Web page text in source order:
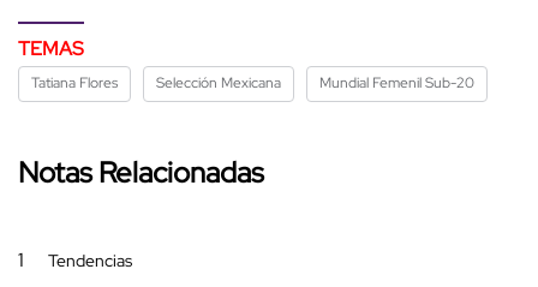
TEMAS
Tatiana Flores Selección Mexicana Mundial Femenil Sub-20
Notas Relacionadas
1 Tendencias